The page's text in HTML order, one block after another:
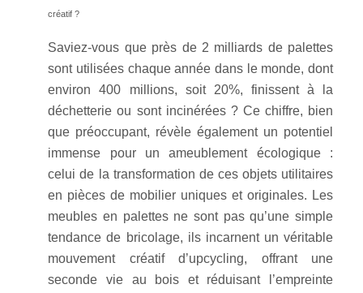
créatif ?
Saviez-vous que près de 2 milliards de palettes
sont utilisées chaque année dans le monde, dont
environ 400 millions, soit 20%, finissent à la
déchetterie ou sont incinérées ? Ce chiffre, bien
que préoccupant, révèle également un potentiel
immense pour un ameublement écologique :
celui de la transformation de ces objets utilitaires
en pièces de mobilier uniques et originales. Les
meubles en palettes ne sont pas qu’une simple
tendance de bricolage, ils incarnent un véritable
mouvement créatif d’upcycling, offrant une
seconde vie au bois et réduisant l’empreinte